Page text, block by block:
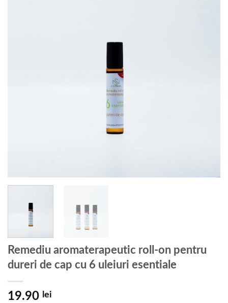
Remediu aromaterapeutic roll-on pentru
dureri de cap cu 6 uleiuri esentiale
19.90 lei